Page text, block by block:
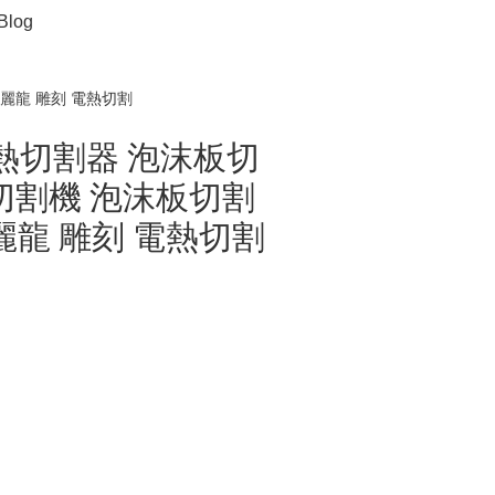
Blog
龍 雕刻 電熱切割
切割器 泡沫板切
割機 泡沫板切割
龍 雕刻 電熱切割